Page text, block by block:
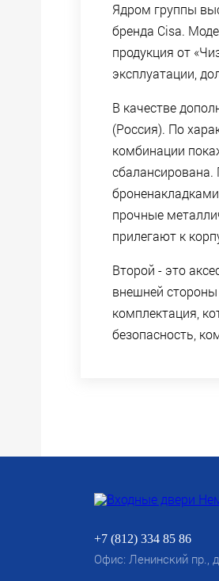
Ядром группы
бренда Cisa.
продукция от
эксплуатации,
В качестве
(Россия). По
комбинации
прочные
прилегают к
Второй - это
внешней
комплектация,
безопасность,
+7 (812) 334 85 86
Офис: Ленинский пр.,